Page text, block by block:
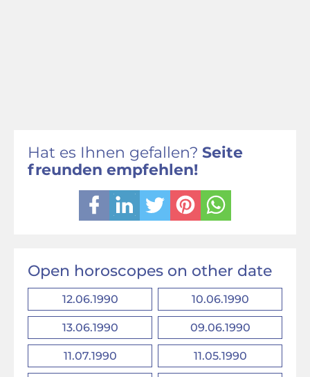
Hat es Ihnen gefallen? Seite
freunden empfehlen!
Open horoscopes on other date
12.06.1990 10.06.1990
13.06.1990 09.06.1990
11.07.1990 11.05.1990